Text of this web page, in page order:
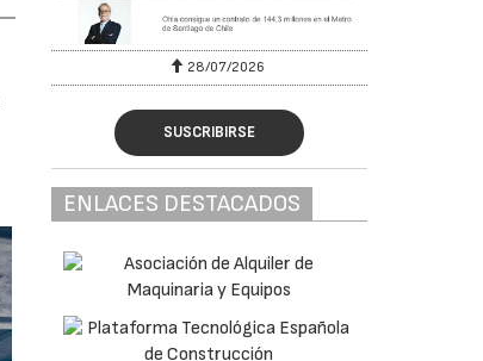
28/07/2026
SUSCRIBIRSE
ENLACES DESTACADOS